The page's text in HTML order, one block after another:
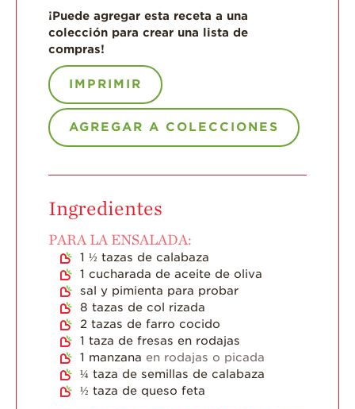
Videos de Recetas
Agricultores de
Fresa
¡Puede agregar esta receta a una
colección para crear una lista de
compras!
IMPRIMIR
AGREGAR A COLECCIONES
Ingredientes
PARA LA ENSALADA:
1 ½ tazas de calabaza
1 cucharada de aceite de oliva
sal y pimienta para probar
8 tazas de col rizada
2 tazas de farro cocido
1 taza de fresas en rodajas
1 manzana en rodajas o picada
¼ taza de semillas de calabaza
½ taza de queso feta